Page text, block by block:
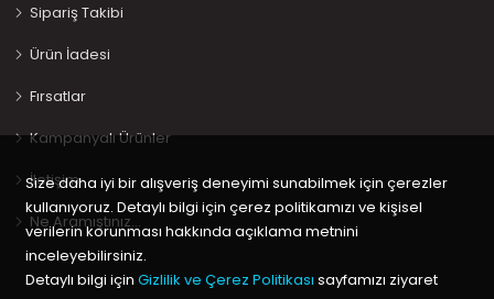
Sipariş Takibi
Ürün İadesi
Fırsatlar
Kampanyalı Ürünler
İletişim
Ne Aramıştınız…
Size daha iyi bir alışveriş deneyimi sunabilmek için çerezler
kullanıyoruz. Detaylı bilgi için çerez politikamızı ve kişisel
verilerin korunması hakkında açıklama metnini
inceleyebilirsiniz.
Detaylı bilgi için Gizlilik ve Çerez Politikası sayfamızı ziyaret